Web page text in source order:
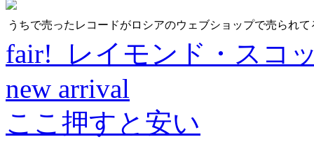
うちで売ったレコードがロシアのウェブショップで売られ
fair! レイモンド・スコ
new arrival
ここ押すと安い